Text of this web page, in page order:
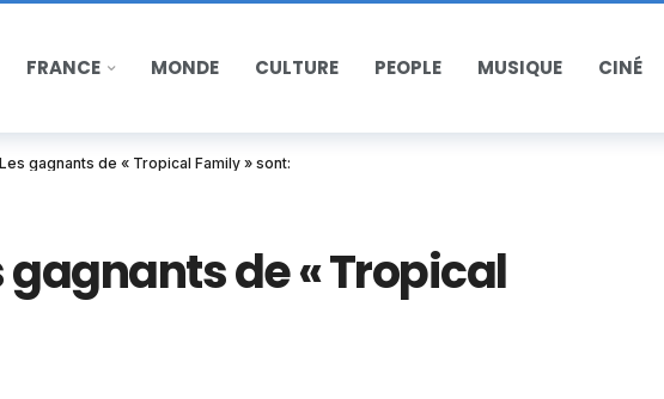
FRANCE MONDE CULTURE PEOPLE MUSIQUE CINÉ
gagnants de « Tropical Family » sont:
de « Tropical